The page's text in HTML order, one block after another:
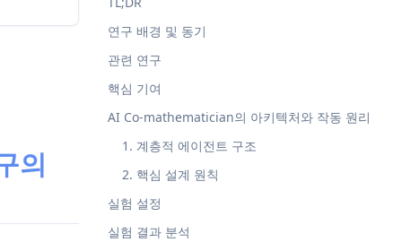
의
연구 배경 및 동기
관련 연구
핵심 기여
AI Co-mathematician의 아키텍처와 작동 원리
1. 계층적 에이전트 구조
2. 핵심 설계 원칙
실험 설정
실험 결과 분석